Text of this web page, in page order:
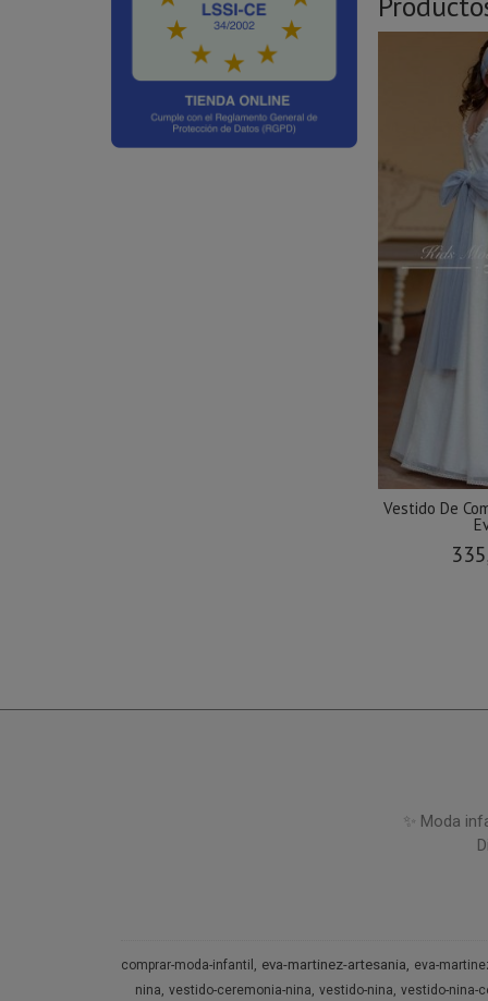
Vestido De
✨ Moda
comprar-moda-infantil eva-martinez-artesania eva-
nina vestido-ceremonia-nina vestido-nina vestido-nina-